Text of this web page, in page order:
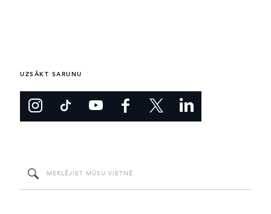
UZSĀKT SARUNU